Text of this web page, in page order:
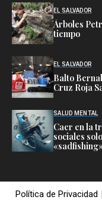
EL SALVADOR
Árboles
tiempo
EL SALVADOR
Balto
Cruz Roja
SALUD MENTAL
Caer en la
sociales
«sadfishing»
Política de Privacidad |